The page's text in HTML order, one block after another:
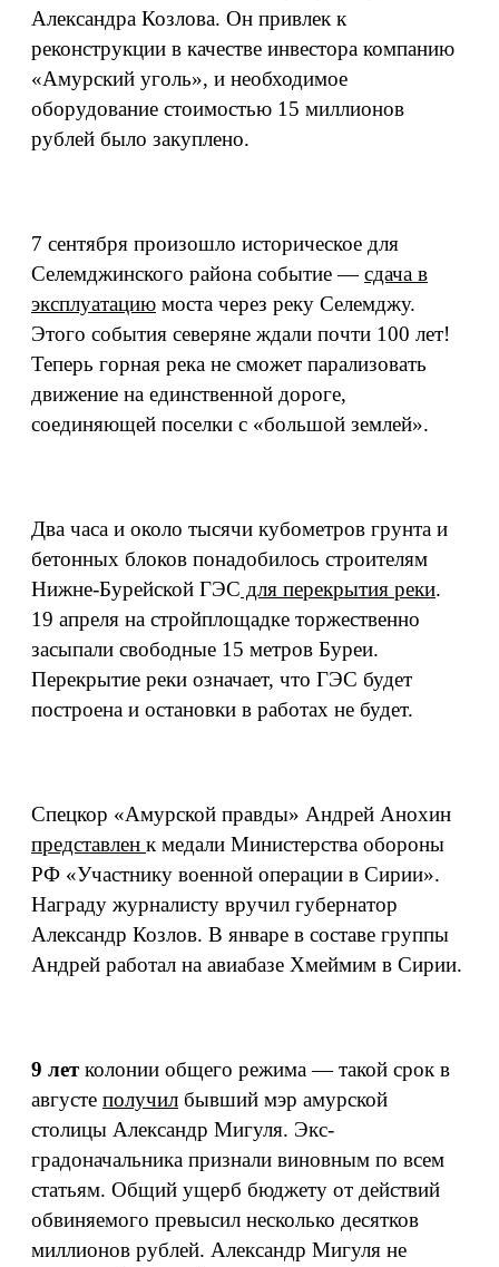
Александра Козлова. Он привлек к
реконструкции в качестве инвестора компанию
«Амурский уголь», и необходимое
оборудование стоимостью 15 миллионов
рублей было закуплено.
7 сентября произошло историческое для
Селемджинского района событие —сдача в
эксплуатацию моста через реку Селемджу.
Этого события северяне ждали почти 100 лет!
Теперь горная река не сможет парализовать
движение на единственной дороге,
соединяющей поселки с «большой землей».
Два часа и около тысячи кубометров грунта и
бетонных блоков понадобилось строителям
Нижне-Бурейской ГЭС для перекрытия реки.
19 апреля на стройплощадке торжественно
засыпали свободные 15 метров Буреи.
Перекрытие реки означает, что ГЭС будет
построена и остановки в работах не будет.
Спецкор «Амурской правды» Андрей Анохин
представлен к медали Министерства обороны
РФ «Участнику военной операции в Сирии».
Награду журналисту вручил губернатор
Александр Козлов. В январе в составе группы
Андрей работал на авиабазе Хмеймим в Сирии.
9 летколонии общего режима — такой срок в
августе получил бывший мэр амурской
столицы Александр Мигуля. Экс-
градоначальника признали виновным по всем
статьям. Общий ущерб бюджету от действий
обвиняемого превысил несколько десятков
миллионов рублей. Александр Мигуля не